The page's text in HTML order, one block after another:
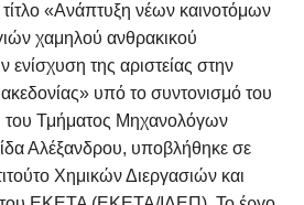
«Ανάπτυξη νέων καινοτόμων
χαμηλού ανθρακικού
της αριστείας στην
υπό το συντονισμό του
του Τμήματος Μηχανολόγων
Αλέξανδρου, υποβλήθηκε σε
Χημικών Διεργασιών και